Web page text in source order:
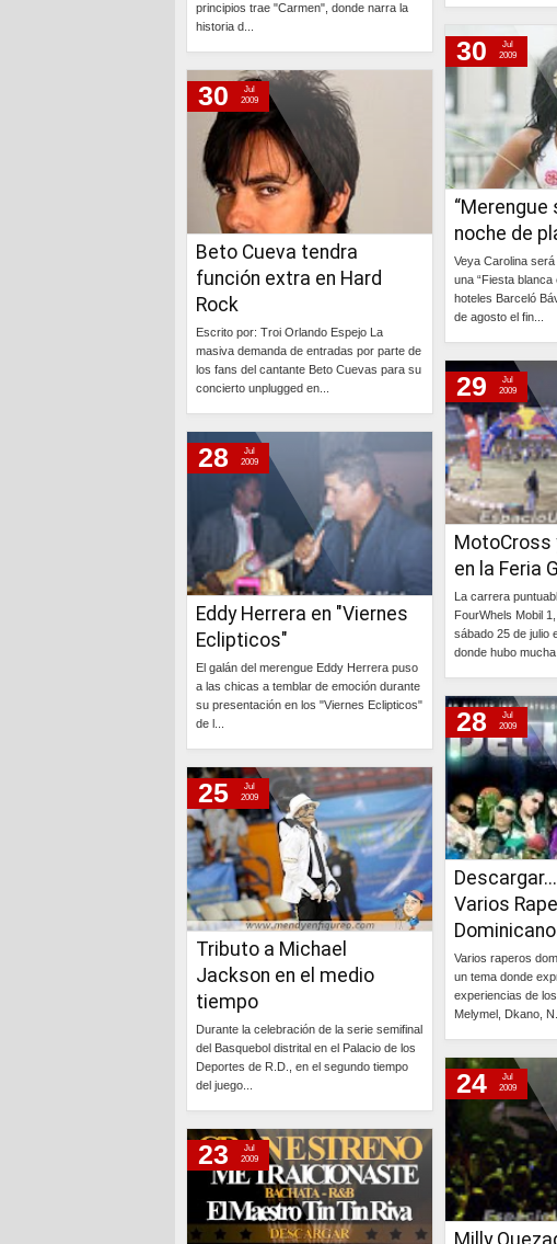
principios trae "Carmen", donde narra la
historia d...
“Merengue
noche de
Veya Carolina
una “Fiesta blanca
hoteles Barceló
de agosto el fin...
30
Jul
2009
Beto Cueva tendra
función extra en Hard
Rock
Escrito por: Troi Orlando Espejo La
masiva demanda de entradas por parte de
los fans del cantante Beto Cuevas para su
concierto unplugged en...
30
Jul
2009
MotoCross
en la Feria
La carrera
FourWhels Mobil
sábado 25 de julio
donde hubo mucha
29
Jul
2009
Eddy Herrera en "Viernes
Eclipticos"
El galán del merengue Eddy Herrera puso
a las chicas a temblar de emoción durante
su presentación en los "Viernes Eclipticos"
de l...
28
Jul
2009
Varios
Varios raperos
un tema donde
experiencias de
Melymel, Dkano, N...
28
Jul
2009
Tributo a Michael
Jackson en el medio
tiempo
Durante la celebración de la serie semifinal
del Basquebol distrital en el Palacio de los
Deportes de R.D., en el segundo tiempo
del juego...
25
Jul
2009
Milly
24
Jul
2009
23
Jul
2009